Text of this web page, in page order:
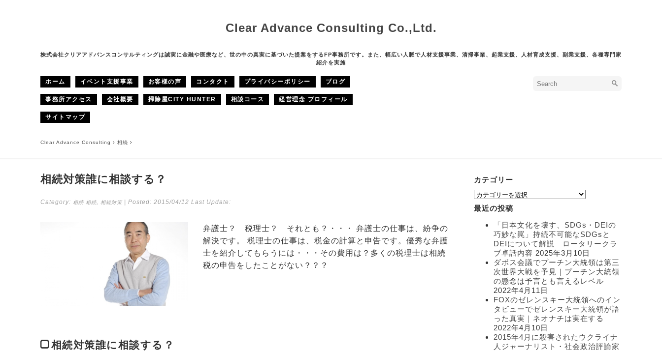
Clear Advance Consulting Co.,Ltd.
株式会社クリアアドバンスコンサルティングは誠実に金融や医療など、世の中の真実に基づいた提案をするFP事務所です。また、幅広い人脈で人材支援事業、清掃事業、起業支援、人材育成支援、副業支援、各種専門家
紹介を実施
ホーム イベント支援事業 お客様の声 コンタクト プライバシーポリシー ブログ
事務所アクセス 会社概要 掃除屋CITY HUNTER 相談コース 経営理念 プロフィール
サイトマップ
Clear Advance Consulting 相続
相続対策誰に相談する？
Category: 相続 相続, 相続対策 | Posted: 2015/04/12 Last Update:
弁護士？ 税理士？ それとも？・・・ 弁護士の仕事は、紛争の
解決です。 税理士の仕事は、税金の計算と申告です。優秀な弁護
士を紹介してもらうには・・・その費用は？多くの税理士は相続
税の申告をしたことがない？？？
相続対策誰に相談する？
カテゴリー
カ
テ
ゴ
最近の投稿
「日本文化を壊す、SDGs・DEIの
巧妙な罠」持続不可能なSDGsと
DEIについて解説 ロータリークラ
ブ卓話内容 2025年3月10日
ダボス会議でプーチン大統領は第三
次世界大戦を予見｜プーチン大統領
の懸念は予言とも言えるレベル
2022年4月11日
FOXのゼレンスキー大統領へのイン
タビューでゼレンスキー大統領が語
った真実｜ネオナチは実在する
2022年4月10日
2015年4月に殺害されたウクライナ
人ジャーナリスト・社会政治評論家